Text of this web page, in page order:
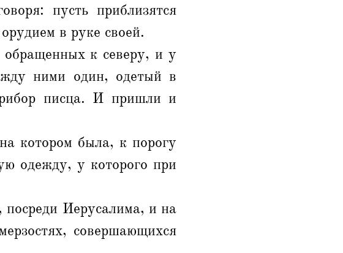
пусть приблизятся
в руке своей.
к северу, и у
ними один, одетый в
писца. И пришли и
котором была, к порогу
одежду, у которого при
посреди Иерусалима, и на
совершающихся